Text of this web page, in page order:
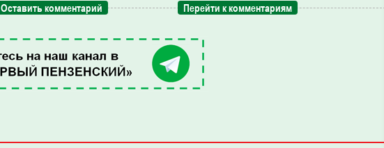
Оставить комментарий Перейти к комментариям